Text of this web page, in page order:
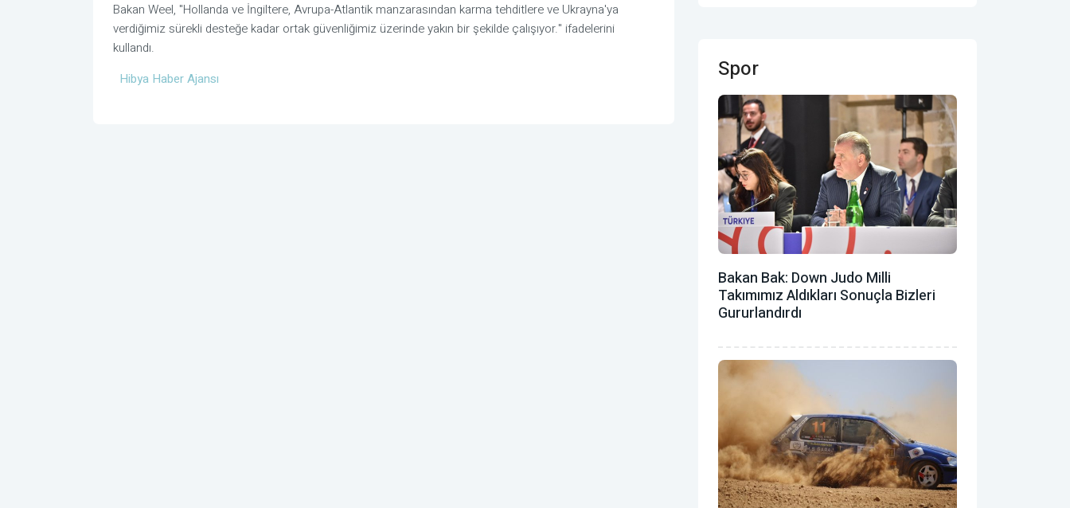
Bakan Weel, "Hollanda ve İngiltere, Avrupa-Atlantik manzarasından karma tehditlere ve Ukrayna'ya
verdiğimiz sürekli desteğe kadar ortak güvenliğimiz üzerinde yakın bir şekilde çalışıyor." ifadelerini
kullandı.
Hibya Haber Ajansı
Spor
Bakan Bak: Down Judo Milli
Takımımız Aldıkları Sonuçla Bizleri
Gururlandırdı